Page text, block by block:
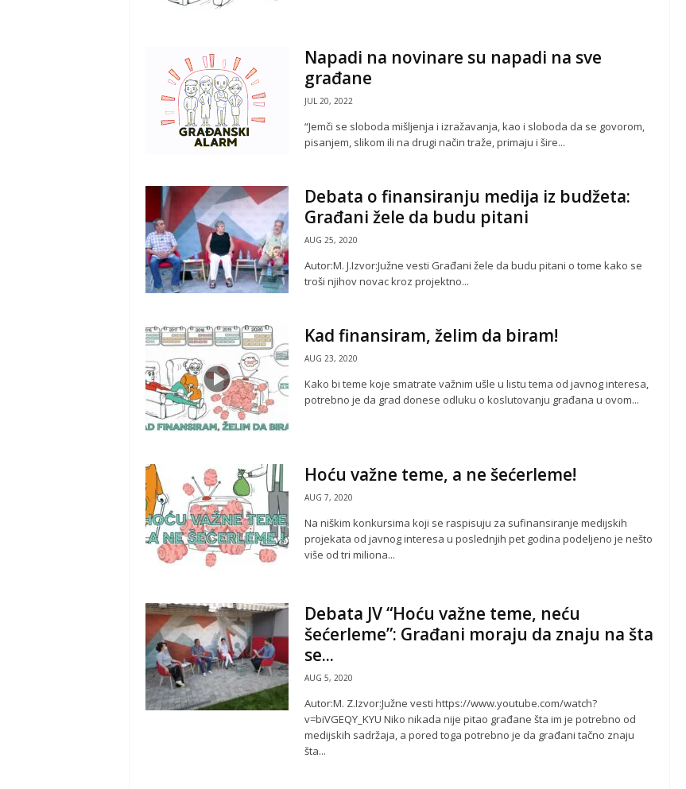
Napadi na novinare su napadi na sve
građane
JUL 20, 2022
“Jemči se sloboda mišljenja i izražavanja, kao i sloboda da se govorom,
pisanjem, slikom ili na drugi način traže, primaju i šire...
Debata o finansiranju medija iz budžeta:
Građani žele da budu pitani
AUG 25, 2020
Autor:M. J.Izvor:Južne vesti Građani žele da budu pitani o tome kako se
troši njihov novac kroz projektno...
Kad finansiram, želim da biram!
AUG 23, 2020
Kako bi teme koje smatrate važnim ušle u listu tema od javnog interesa,
potrebno je da grad donese odluku o koslutovanju građana u ovom...
Hoću važne teme, a ne šećerleme!
AUG 7, 2020
Na niškim konkursima koji se raspisuju za sufinansiranje medijskih
projekata od javnog interesa u poslednjih pet godina podeljeno je nešto
više od tri miliona...
Debata JV “Hoću važne teme, neću
šećerleme”: Građani moraju da znaju na šta
se...
AUG 5, 2020
Autor:M. Z.Izvor:Južne vesti https://www.youtube.com/watch?
v=biVGEQY_KYU Niko nikada nije pitao građane šta im je potrebno od
medijskih sadržaja, a pored toga potrebno je da građani tačno znaju
šta...